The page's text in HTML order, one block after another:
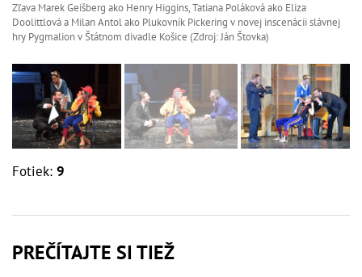
Zľava Marek Geišberg ako Henry Higgins, Tatiana Poláková ako Eliza
Doolittlová a Milan Antol ako Plukovník Pickering v novej inscenácii slávnej
hry Pygmalion v Štátnom divadle Košice (Zdroj: Ján Štovka)
Fotiek: 9
PREČÍTAJTE SI TIEŽ